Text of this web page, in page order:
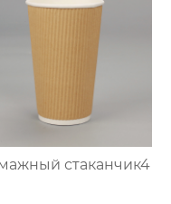
стаканчик4